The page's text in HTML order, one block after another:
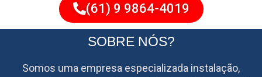
(61) 9 9864-4019
SOBRE NÓS?
Somos uma empresa especializada instalação,